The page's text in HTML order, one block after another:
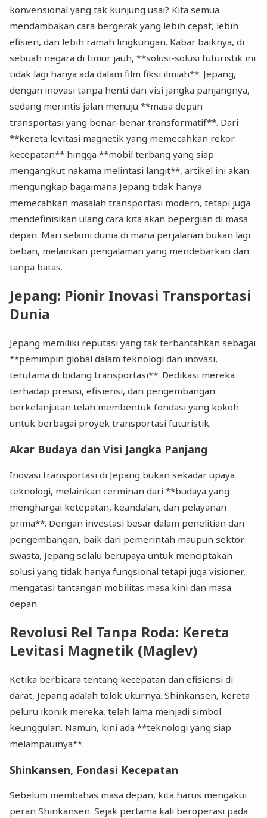
konvensional yang tak kunjung usai? Kita semua
mendambakan cara bergerak yang lebih cepat, lebih
efisien, dan lebih ramah lingkungan. Kabar baiknya, di
sebuah negara di timur jauh, **solusi-solusi futuristik ini
tidak lagi hanya ada dalam film fiksi ilmiah**. Jepang,
dengan inovasi tanpa henti dan visi jangka panjangnya,
sedang merintis jalan menuju **masa depan
transportasi yang benar-benar transformatif**. Dari
**kereta levitasi magnetik yang memecahkan rekor
kecepatan** hingga **mobil terbang yang siap
mengangkut nakama melintasi langit**, artikel ini akan
mengungkap bagaimana Jepang tidak hanya
memecahkan masalah transportasi modern, tetapi juga
mendefinisikan ulang cara kita akan bepergian di masa
depan. Mari selami dunia di mana perjalanan bukan lagi
beban, melainkan pengalaman yang mendebarkan dan
tanpa batas.
Jepang: Pionir Inovasi Transportasi
Dunia
Jepang memiliki reputasi yang tak terbantahkan sebagai
**pemimpin global dalam teknologi dan inovasi,
terutama di bidang transportasi**. Dedikasi mereka
terhadap presisi, efisiensi, dan pengembangan
berkelanjutan telah membentuk fondasi yang kokoh
untuk berbagai proyek transportasi futuristik.
Akar Budaya dan Visi Jangka Panjang
Inovasi transportasi di Jepang bukan sekadar upaya
teknologi, melainkan cerminan dari **budaya yang
menghargai ketepatan, keandalan, dan pelayanan
prima**. Dengan investasi besar dalam penelitian dan
pengembangan, baik dari pemerintah maupun sektor
swasta, Jepang selalu berupaya untuk menciptakan
solusi yang tidak hanya fungsional tetapi juga visioner,
mengatasi tantangan mobilitas masa kini dan masa
depan.
Revolusi Rel Tanpa Roda: Kereta
Levitasi Magnetik (Maglev)
Ketika berbicara tentang kecepatan dan efisiensi di
darat, Jepang adalah tolok ukurnya. Shinkansen, kereta
peluru ikonik mereka, telah lama menjadi simbol
keunggulan. Namun, kini ada **teknologi yang siap
melampauinya**.
Shinkansen, Fondasi Kecepatan
Sebelum membahas masa depan, kita harus mengakui
peran Shinkansen. Sejak pertama kali beroperasi pada